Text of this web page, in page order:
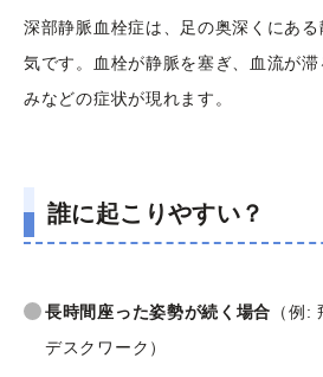
深部静脈血栓症は、足の奥深くにあ
気です。血栓が静脈を塞ぎ、血流が
みなどの症状が現れます。
誰に起こりやすい？
長時間座った姿勢が続く場合 （例:
デスクワーク）